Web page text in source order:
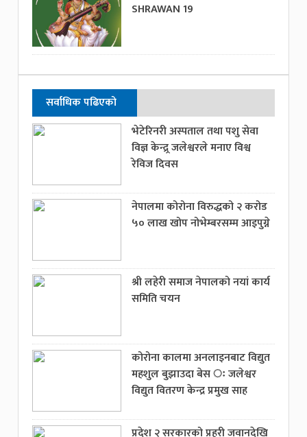
SHRAWAN 19
सर्वाधिक पढिएको
भेटेरिनरी अस्पताल तथा पशु सेवा
विज्ञ केन्द्र्र जलेश्वरले मनाए विश्व
रेविज दिवस
नेपालमा कोरोना विरुद्धको २ करोड
५० लाख खोप नोभेम्बरसम्म आइपुग्ने
श्री लहेरी समाज नेपालको नयां कार्य
समिति चयन
कोरोना कालमा अनलाइनबाट विद्युत
महशुल बुझाउदा बेस ः जलेश्वर
विद्युत वितरण केन्द्र प्रमुख साह
प्रदेश २ सरकारको प्रहरी जवानदेखि